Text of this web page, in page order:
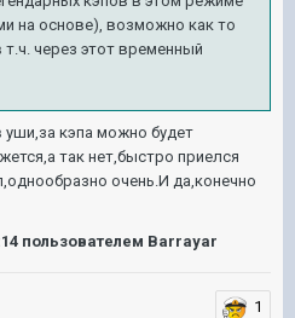
на основе), возможно как то
через этот временный
кэпа можно будет
так нет,быстро приелся
очень.И да,конечно
пользователем Barrayar
1